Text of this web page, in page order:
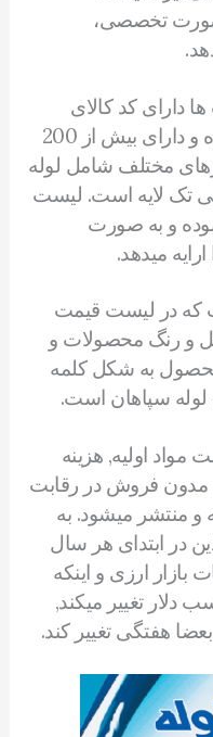
صورت تخصصی،
دارای کد کالای
منحصر به فرد هر قلم جنس بوده و دارای بیش از 200
مختلف شامل لوله
تک لایه است. لیست
و به صورت
میدهد.
که در لیست قیمت
و رنگ محصولات و
به شکل کلمه
اولیه, هزینه
مدون فروش در رقابت
و منتشر میشود. به
در ابتدای هر سال
بازار ارزی و اینکه
دلار تغییر میکند,
هفتگی تغییر کند.